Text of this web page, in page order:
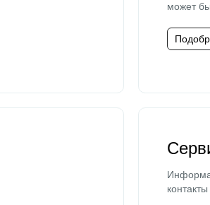
может